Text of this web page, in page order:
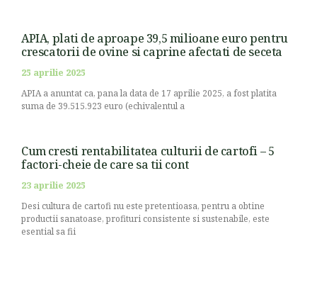
APIA, plati de aproape 39,5 milioane euro pentru
crescatorii de ovine si caprine afectati de seceta
25 aprilie 2025
APIA a anuntat ca, pana la data de 17 aprilie 2025, a fost platita
suma de 39.515.923 euro (echivalentul a
Cum cresti rentabilitatea culturii de cartofi – 5
factori-cheie de care sa tii cont
23 aprilie 2025
Desi cultura de cartofi nu este pretentioasa, pentru a obtine
productii sanatoase, profituri consistente si sustenabile, este
esential sa fii